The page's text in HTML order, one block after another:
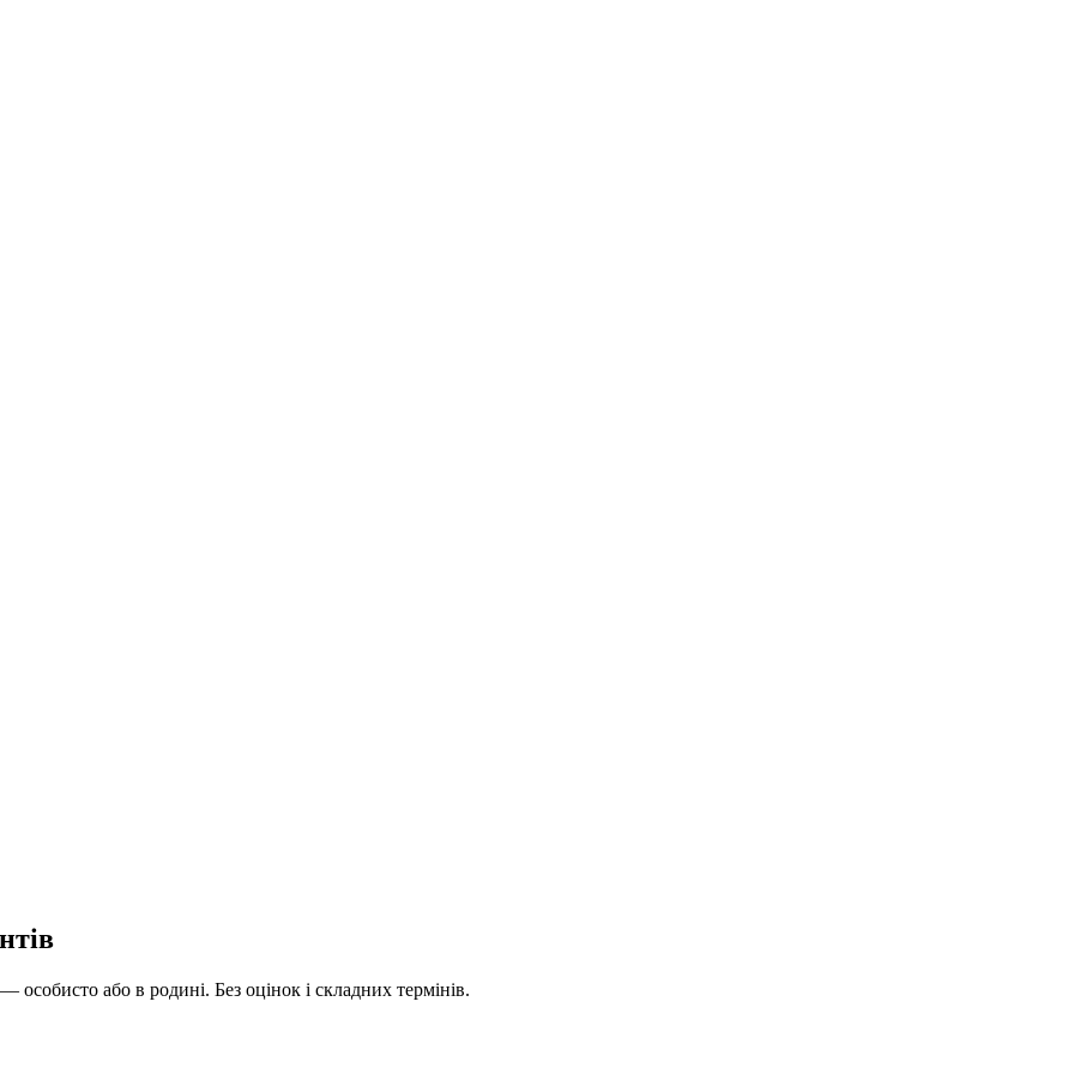
особисто або в родині. Без оцінок і складних термінів.